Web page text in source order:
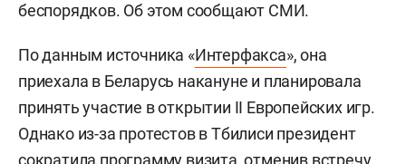
беспорядков. Об этом сообщают СМИ.
По данным источника «Интерфакса», она
приехала в Беларусь накануне и планировала
принять участие в открытии II Европейских игр.
Однако из-за протестов в Тбилиси президент
сократила программу визита, отменив встречу